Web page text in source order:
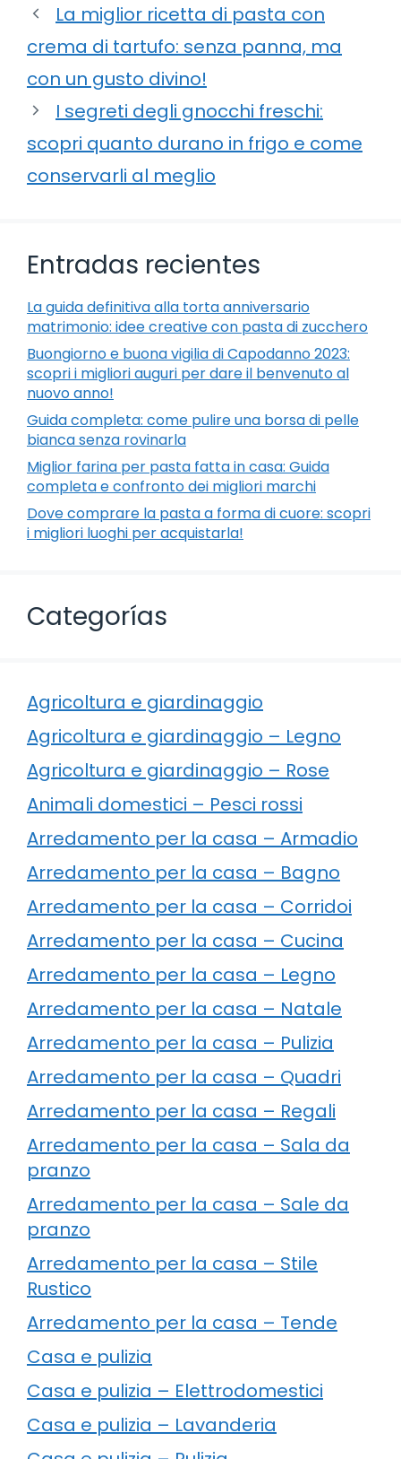
La miglior ricetta di pasta con
crema di tartufo: senza panna, ma
con un gusto divino!
I segreti degli gnocchi freschi:
scopri quanto durano in frigo e come
conservarli al meglio
Entradas recientes
La guida definitiva alla torta anniversario
matrimonio: idee creative con pasta di zucchero
Buongiorno e buona vigilia di Capodanno 2023:
scopri i migliori auguri per dare il benvenuto al
nuovo anno!
Guida completa: come pulire una borsa di pelle
bianca senza rovinarla
Miglior farina per pasta fatta in casa: Guida
completa e confronto dei migliori marchi
Dove comprare la pasta a forma di cuore: scopri
i migliori luoghi per acquistarla!
Categorías
Agricoltura e giardinaggio
Agricoltura e giardinaggio – Legno
Agricoltura e giardinaggio – Rose
Animali domestici – Pesci rossi
Arredamento per la casa – Armadio
Arredamento per la casa – Bagno
Arredamento per la casa – Corridoi
Arredamento per la casa – Cucina
Arredamento per la casa – Legno
Arredamento per la casa – Natale
Arredamento per la casa – Pulizia
Arredamento per la casa – Quadri
Arredamento per la casa – Regali
Arredamento per la casa – Sala da
pranzo
Arredamento per la casa – Sale da
pranzo
Arredamento per la casa – Stile
Rustico
Arredamento per la casa – Tende
Casa e pulizia
Casa e pulizia – Elettrodomestici
Casa e pulizia – Lavanderia